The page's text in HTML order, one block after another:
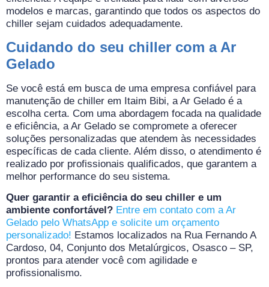
modelos e marcas, garantindo que todos os aspectos do
chiller sejam cuidados adequadamente.
Cuidando do seu chiller com a Ar
Gelado
Se você está em busca de uma empresa confiável para
manutenção de chiller em Itaim Bibi, a Ar Gelado é a
escolha certa. Com uma abordagem focada na qualidade
e eficiência, a Ar Gelado se compromete a oferecer
soluções personalizadas que atendem às necessidades
específicas de cada cliente. Além disso, o atendimento é
realizado por profissionais qualificados, que garantem a
melhor performance do seu sistema.
Quer garantir a eficiência do seu chiller e um
ambiente confortável? Entre em contato com a Ar
Gelado pelo WhatsApp e solicite um orçamento
personalizado! Estamos localizados na Rua Fernando A
Cardoso, 04, Conjunto dos Metalúrgicos, Osasco – SP,
prontos para atender você com agilidade e
profissionalismo.